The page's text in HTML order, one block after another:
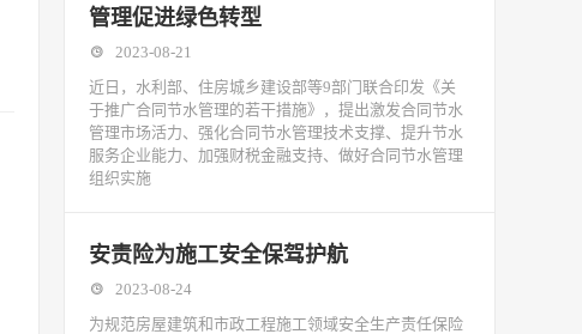
管理促进绿色转型
2023-08-21
近日，水利部、住房城乡建设部等9部门联合印发《关
于推广合同节水管理的若干措施》，提出激发合同节水
管理市场活力、强化合同节水管理技术支撑、提升节水
服务企业能力、加强财税金融支持、做好合同节水管理
组织实施
安责险为施工安全保驾护航
2023-08-24
为规范房屋建筑和市政工程施工领域安全生产责任保险